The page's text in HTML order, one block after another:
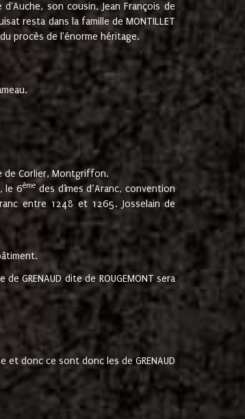
son cousin, Jean François de
resta dans la famille de MONTILLET
procès de l'énorme héritage.
de Corlier, Montgriffon.
le 6ème des dîmes d’Aranc, convention
entre 1248 et 1265. Josselain de
GRENAUD dite de ROUGEMONT sera
donc ce sont donc les de GRENAUD